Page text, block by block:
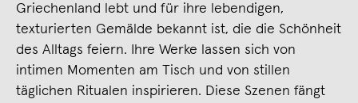
Griechenland lebt und für ihre lebendigen,
texturierten Gemälde bekannt ist, die die Schönheit
des Alltags feiern. Ihre Werke lassen sich von
intimen Momenten am Tisch und von stillen
täglichen Ritualen inspirieren. Diese Szenen fängt